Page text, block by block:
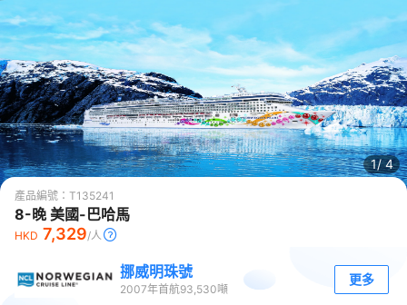
1/4
產品編號： T135241
8-晚 美國-巴哈馬
HKD 7,329/人
挪威明珠號
2007年首航93,530噸
更多